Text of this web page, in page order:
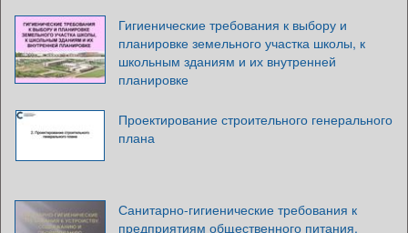
Гигиенические требования к выбору и
планировке земельного участка школы, к
школьным зданиям и их внутренней
планировке
Проектирование строительного генерального
плана
Санитарно-гигиенические требования к
предприятиям общественного питания.